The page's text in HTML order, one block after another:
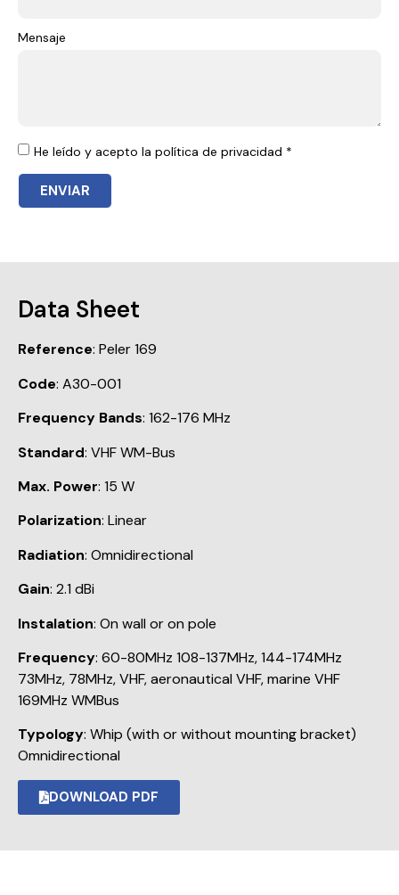
Mensaje
He leído y acepto la política de privacidad *
ENVIAR
Data Sheet
Reference: Peler 169
Code: A30-001
Frequency Bands: 162-176 MHz
Standard: VHF WM-Bus
Max. Power: 15 W
Polarization: Linear
Radiation: Omnidirectional
Gain: 2.1 dBi
Instalation: On wall or on pole
Frequency: 60-80MHz 108-137MHz, 144-174MHz
73MHz, 78MHz, VHF, aeronautical VHF, marine VHF
169MHz WMBus
Typology: Whip (with or without mounting bracket)
Omnidirectional
DOWNLOAD PDF